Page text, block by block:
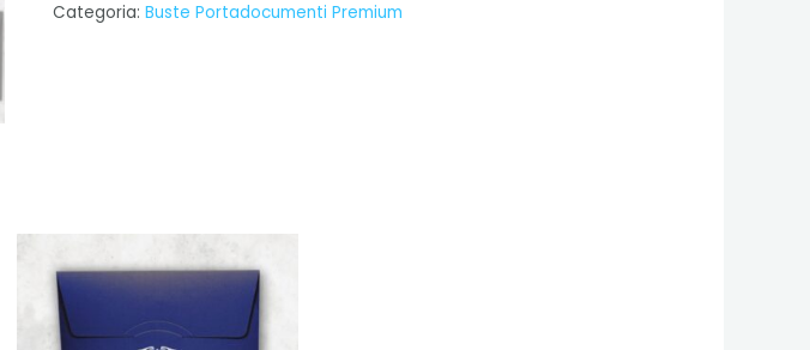
Categoria: Buste Portadocumenti Premium